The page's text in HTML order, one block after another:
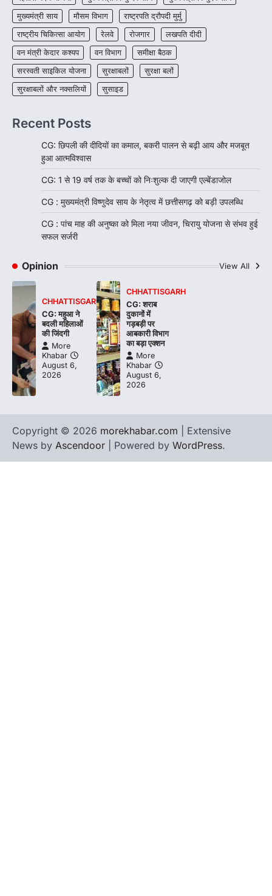
मुख्यमंत्री साय
मौसम विभाग
राष्ट्रपति द्रौपदी मुर्मु
राष्ट्रीय चिकित्सा आयोग
रेलवे रोजगार
लखपति दीदी
वन मंत्री केदार कश्यप
वन विभाग
समीक्षा बैठक
सरस्वती साइकिल योजना
सुरक्षाबलों
सुरक्षा बलों
सुरक्षाबलों और नक्सलियों
सुसाइड
Recent Posts
CG: छिपली की दीदियों का कमाल, बकरी पालन से बढ़ी आय और मजबूत
हुआ आत्मविश्वास
CG: 1 से 19 वर्ष तक के बच्चों को निःशुल्क दी जाएगी एल्बेंडाजोल
CG : मुख्यमंत्री विष्णुदेव साय के नेतृत्व में छत्तीसगढ़ को बड़ी उपलब्धि
CG : पांच माह की अनुष्का को मिला नया जीवन, चिरायु योजना से संभव हुई
सफल सर्जरी
Opinion View All
CHHATTISGARH
CG: महुआ ने
बदली महिलाओं
की जिंदगी
More
Khabar
August 6,
2026
CHHATTISGARH
CG: शराब
दुकानों में
गड़बड़ी पर
आबकारी विभाग
का बड़ा एक्शन
More
Khabar
August 6,
2026
Copyright © 2026 morekhabar.com | Extensive
News by Ascendoor | Powered by WordPress.